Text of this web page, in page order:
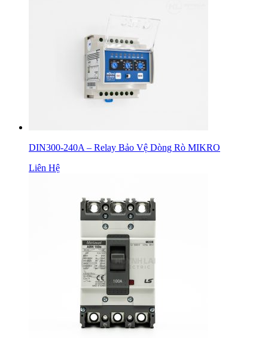
DIN300-240A – Relay Bảo Vệ Dòng Rò MIKRO
Liên Hệ